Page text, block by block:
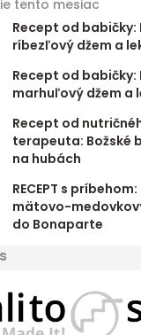
tento mesiac
Recept od babičky:
ríbezľový džem a
Recept od babičky:
marhuľový džem a
Recept od
terapeuta: Božské
na hubách
RECEPT s
mätovo-
do Bonaparte